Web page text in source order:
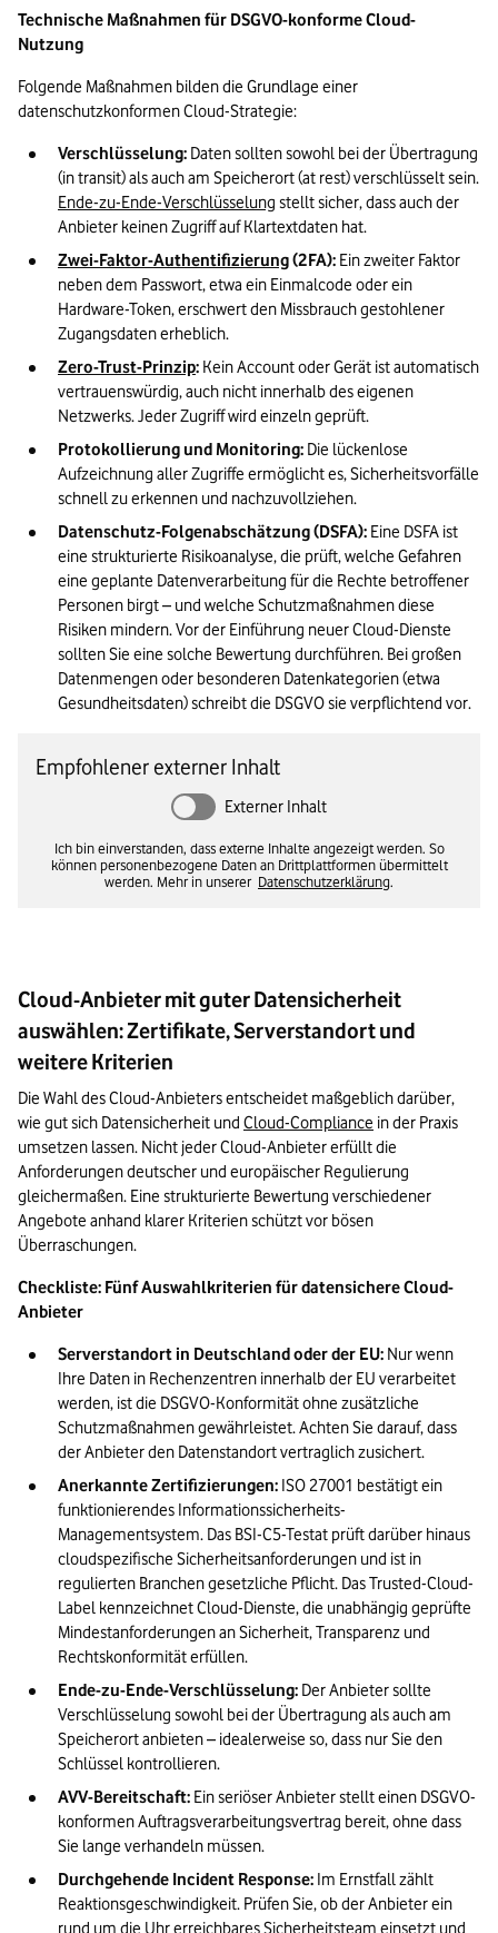
Technische Maßnahmen für DSGVO-konforme Cloud-
Nutzung
Folgende Maßnahmen bilden die Grundlage einer
datenschutzkonformen Cloud-Strategie:
Verschlüsselung: Daten sollten sowohl bei der Übertragung
Ende-zu-Ende-Verschlüsselung stellt sicher, dass auch der
Anbieter keinen Zugriff auf Klartextdaten hat.
Zwei-Faktor-Authentifizierung (2FA): Ein zweiter Faktor
neben dem Passwort, etwa ein Einmalcode oder ein
Hardware-Token, erschwert den Missbrauch gestohlener
Zugangsdaten erheblich.
Zero-Trust-Prinzip: Kein Account oder Gerät ist automatisch
vertrauenswürdig, auch nicht innerhalb des eigenen
Netzwerks. Jeder Zugriff wird einzeln geprüft.
Protokollierung und Monitoring: Die lückenlose
Aufzeichnung aller Zugriffe ermöglicht es, Sicherheitsvorfälle
schnell zu erkennen und nachzuvollziehen.
Datenschutz-Folgenabschätzung (DSFA): Eine DSFA ist
eine strukturierte Risikoanalyse, die prüft, welche Gefahren
eine geplante Datenverarbeitung für die Rechte betroffener
Personen birgt – und welche Schutzmaßnahmen diese
Risiken mindern. Vor der Einführung neuer Cloud-Dienste
sollten Sie eine solche Bewertung durchführen. Bei großen
Datenmengen oder besonderen Datenkategorien (etwa
Gesundheitsdaten) schreibt die DSGVO sie verpflichtend vor.
Empfohlener externer Inhalt
Externer Inhalt
Ich bin einverstanden, dass externe Inhalte angezeigt werden. So
können personenbezogene Daten an Drittplattformen übermittelt
werden. Mehr in unserer Datenschutzerklärung.
Cloud-Anbieter mit guter Datensicherheit
auswählen: Zertifikate, Serverstandort und
weitere Kriterien
Die Wahl des Cloud-Anbieters entscheidet maßgeblich darüber,
wie gut sich Datensicherheit und Cloud-Compliance in der Praxis
umsetzen lassen. Nicht jeder Cloud-Anbieter erfüllt die
Anforderungen deutscher und europäischer Regulierung
gleichermaßen. Eine strukturierte Bewertung verschiedener
Angebote anhand klarer Kriterien schützt vor bösen
Überraschungen.
Checkliste: Fünf Auswahlkriterien für datensichere Cloud-
Anbieter
Serverstandort in Deutschland oder der EU: Nur wenn
Ihre Daten in Rechenzentren innerhalb der EU verarbeitet
werden, ist die DSGVO-Konformität ohne zusätzliche
Schutzmaßnahmen gewährleistet. Achten Sie darauf, dass
der Anbieter den Datenstandort vertraglich zusichert.
Anerkannte Zertifizierungen: ISO 27001 bestätigt ein
funktionierendes Informationssicherheits-
Managementsystem. Das BSI-C5-Testat prüft darüber hinaus
cloudspezifische Sicherheitsanforderungen und ist in
regulierten Branchen gesetzliche Pflicht. Das Trusted-Cloud-
Label kennzeichnet Cloud-Dienste, die unabhängig geprüfte
Mindestanforderungen an Sicherheit, Transparenz und
Rechtskonformität erfüllen.
Ende-zu-Ende-Verschlüsselung: Der Anbieter sollte
Verschlüsselung sowohl bei der Übertragung als auch am
Speicherort anbieten – idealerweise so, dass nur Sie den
Schlüssel kontrollieren.
AVV-Bereitschaft: Ein seriöser Anbieter stellt einen DSGVO-
konformen Auftragsverarbeitungsvertrag bereit, ohne dass
Sie lange verhandeln müssen.
Durchgehende Incident Response: Im Ernstfall zählt
Reaktionsgeschwindigkeit. Prüfen Sie, ob der Anbieter ein
rund um die Uhr erreichbares Sicherheitsteam einsetzt und